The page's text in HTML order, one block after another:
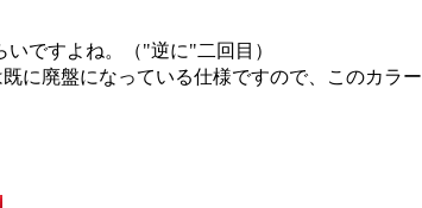
ですよね。（"逆に"二回目）
に廃盤になっている仕様ですので、このカラー